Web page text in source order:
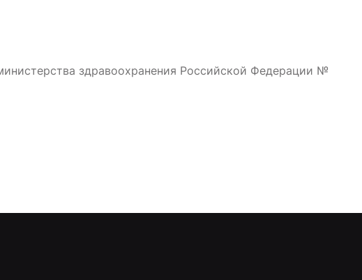
здравоохранения Российской Федерации №